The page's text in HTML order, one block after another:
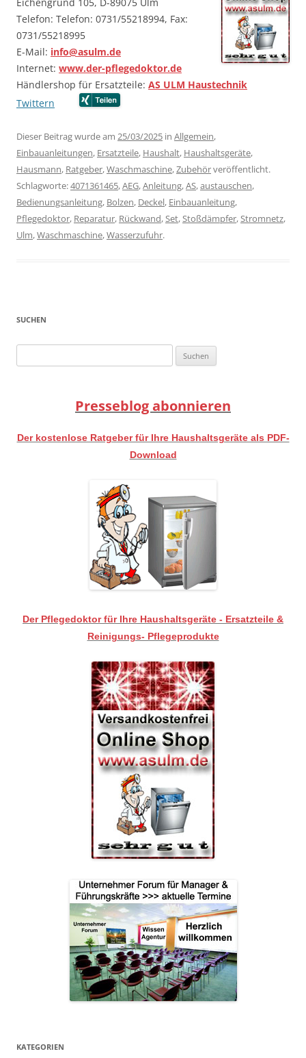
Telefon: Telefon: 0731/55218994, Fax:
0731/55218995
E-Mail: info@asulm.de
Internet: www.der-pflegedoktor.de
Händlershop für Ersatzteile: AS ULM Haustechnik
Twittern
Dieser Beitrag wurde am 25/03/2025 in Allgemein,
Einbauanleitungen, Ersatzteile, Haushalt, Haushaltsgeräte,
Hausmann, Ratgeber,Waschmaschine,Zubehörveröffentlicht.
Schlagworte:4071361465,AEG,Anleitung,AS,austauschen,
Bedienungsanleitung, Bolzen, Deckel, Einbauanleitung,
Pflegedoktor, Reparatur, Rückwand,Set,Stoßdämpfer,Stromnetz,
Ulm,Waschmaschine,Wasserzufuhr.
SUCHEN
nach:
Presseblog abonnieren
Der kostenlose Ratgeber für Ihre Haushaltsgeräte als PDF-
Download
Der Pflegedoktor für Ihre Haushaltsgeräte - Ersatzteile &
Reinigungs- Pflegeprodukte
KATEGORIEN